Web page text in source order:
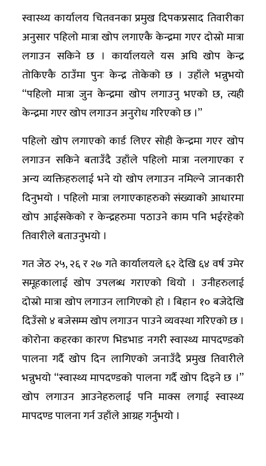
अन्तरर्वार्ता
विचार/
ब्लग
खेलकुद
रोचक
अन्य
क्लिक
खबर
विशेष
राशिफल
फोटो
ग्यालरी
भिडियो
स्वास्थ्य कार्यालय चितवनका प्रमुख दिपकप्रसाद तिवारीका
अनुसार पहिलो मात्रा खोप लगाएकै केन्द्रमा गएर दोस्रो मात्रा
लगाउन सकिने छ । कार्यालयले यस अघि खोप केन्द्र
तोकिएकै ठाउँमा पुनः केन्द्र तोकेको छ । उहाँले भन्नुभयो
“पहिलो मात्रा जुन केन्द्रमा खोप लगाउनु भएको छ, त्यही
केन्द्रमा गएर खोप लगाउन अनुरोध गरिएको छ ।”
पहिलो खोप लगाएको कार्ड लिएर सोही केन्द्रमा गएर खोप
लगाउन सकिने बताउँदै उहाँले पहिलो मात्रा नलगाएका र
अन्य व्यक्तिहरुलाई भने यो खोप लगाउन नमिल्ने जानकारी
दिनुभयो । पहिलो मात्रा लगाएकाहरुको संख्याको आधारमा
खोप आईसकेको र केन्द्रहरुमा पठाउने काम पनि भईरहेको
तिवारीले बताउनुभयो ।
गत जेठ २५, २६ र २७ गते कार्यालयले ६२ देखि ६४ वर्ष उमेर
समूहकालाई खोप उपलब्ध गराएको थियो । उनीहरुलाई
दोस्रो मात्रा खोप लगाउन लागिएको हो । बिहान १० बजेदेखि
दिउँसो ४ बजेसम्म खोप लगाउन पाउने व्यवस्था गरिएको छ ।
कोरोना कहरका कारण भिडभाड नगरी स्वास्थ्य मापदण्डको
पालना गर्दै खोप दिन लागिएको जनाउँदै प्रमुख तिवारीले
भन्नुभयो “स्वास्थ्य मापदण्डको पालना गर्दै खोप दिइने छ ।”
खोप लगाउन आउनेहरुलाई पनि माक्स लगाई स्वास्थ्य
मापदण्ड पालना गर्न उहाँले आग्रह गर्नुभयो ।